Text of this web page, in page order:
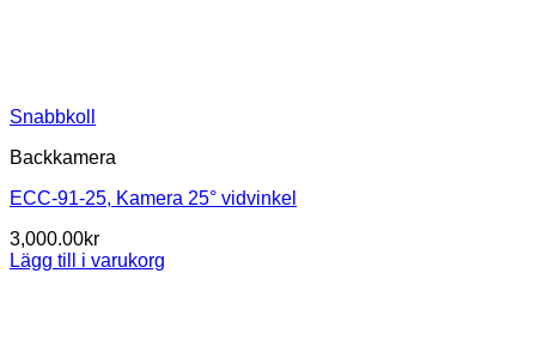
Snabbkoll
Backkamera
ECC-91-25, Kamera 25° vidvinkel
3,000.00kr
Lägg till i varukorg